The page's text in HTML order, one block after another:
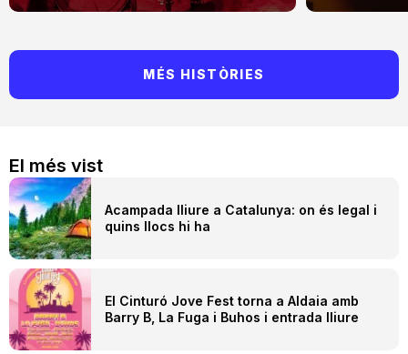
El més vist
Acampada lliure a Catalunya: on és legal i
quins llocs hi ha
El Cinturó Jove Fest torna a Aldaia amb
Barry B, La Fuga i Buhos i entrada lliure
MÉS HISTÒRIES